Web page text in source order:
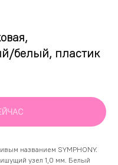
белый, пластик
названием SYMPHONY.
узел 1,0 мм. Белый